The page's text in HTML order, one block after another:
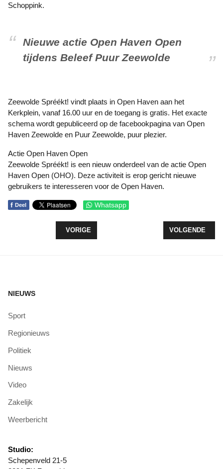
Schoppink.
Nieuwe actie Open Haven Open
tijdens Beleef Puur Zeewolde
Zeewolde Spréékt! vindt plaats in Open Haven aan het
Kerkplein, vanaf 16.00 uur en de toegang is gratis. Het exacte
schema wordt gepubliceerd op de facebookpagina van Open
Haven Zeewolde en Puur Zeewolde, puur plezier.
Actie Open Haven Open
Zeewolde Spréékt! is een nieuw onderdeel van de actie Open
Haven Open (OHO). Deze activiteit is erop gericht nieuwe
gebruikers te interesseren voor de Open Haven.
f Deel Whatsapp
VORIG ARTIKEL: ZEVENSTER IN ZEEWOLDE
VORIGE VOLGENDE
VOLGENDE
NIEUWS
Sport
Regionieuws
Politiek
Nieuws
Video
Zakelijk
Weerbericht
Studio:
Schepenveld 21-5